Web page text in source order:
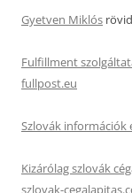
Gyetven Miklós
Fulfillment
fullpost.eu
Szlovák információk
Kizárólag szlovák
szlovak-